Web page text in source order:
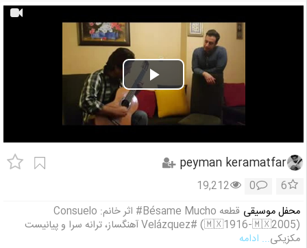
Play
Video
peyman keramatfar
6
0
19,212
محفل موسیقی
قطعه Bésame Mucho# اثر خانم: Consuelo
Velázquez# (🇲🇽1916-🇲🇽2005) آهنگساز، ترانه سرا و پیانیست
مکزیکی... ادامه